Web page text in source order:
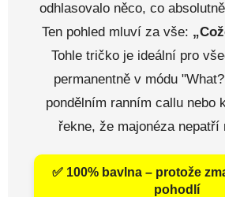
odhlasovalo něco, co
Ten pohled mluví za vše:
Tohle tričko je ideální pro
permanentně v módu
pondělním ranním callu nebo
řekne, že majonéza nepatří
✅ 100% bavlna – protože
pohodlí